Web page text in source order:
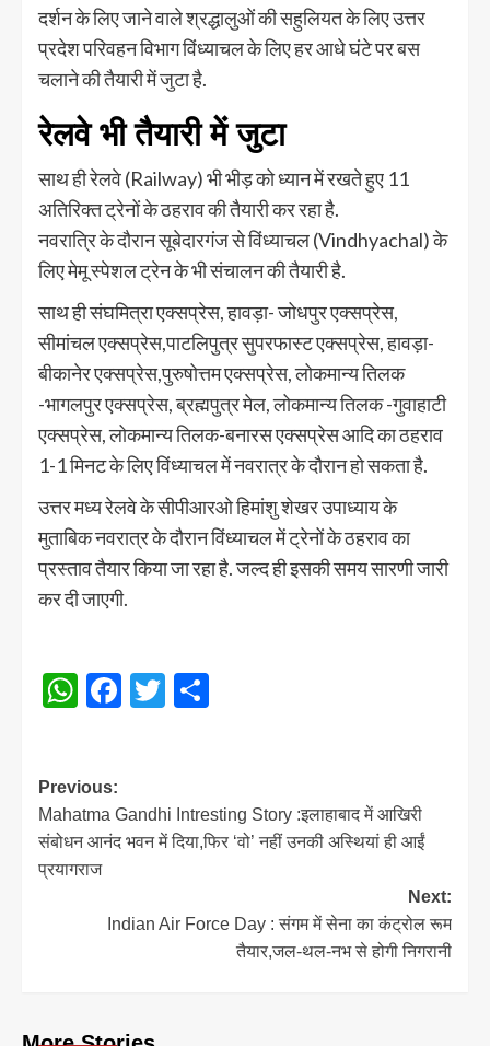
दर्शन के लिए जाने वाले श्रद्धालुओं की सहुलियत के लिए उत्तर
प्रदेश परिवहन विभाग विंध्याचल के लिए हर आधे घंटे पर बस
चलाने की तैयारी में जुटा है.
रेलवे भी तैयारी में जुटा
साथ ही रेलवे (Railway) भी भीड़ को ध्यान में रखते हुए 11
अतिरिक्त ट्रेनों के ठहराव की तैयारी कर रहा है.
नवरात्रि के दौरान सूबेदारगंज से विंध्याचल (Vindhyachal) के
लिए मेमू स्पेशल ट्रेन के भी संचालन की तैयारी है.
साथ ही संघमित्रा एक्सप्रेस, हावड़ा- जोधपुर एक्सप्रेस,
सीमांचल एक्सप्रेस,पाटलिपुत्र सुपरफास्ट एक्सप्रेस, हावड़ा-
बीकानेर एक्सप्रेस,पुरुषोत्तम एक्सप्रेस, लोकमान्य तिलक
-भागलपुर एक्सप्रेस, ब्रह्मपुत्र मेल, लोकमान्य तिलक -गुवाहाटी
एक्सप्रेस, लोकमान्य तिलक-बनारस एक्सप्रेस आदि का ठहराव
1-1 मिनट के लिए विंध्याचल में नवरात्र के दौरान हो सकता है.
उत्तर मध्य रेलवे के सीपीआरओ हिमांशु शेखर उपाध्याय के
मुताबिक नवरात्र के दौरान विंध्याचल में ट्रेनों के ठहराव का
प्रस्ताव तैयार किया जा रहा है. जल्द ही इसकी समय सारणी जारी
कर दी जाएगी.
WhatsApp
Facebook
Twitter
Post
navigation
Previous:
Mahatma Gandhi Intresting Story :इलाहाबाद में आखिरी
संबोधन आनंद भवन में दिया,फिर ‘वो’ नहीं उनकी अस्थियां ही आईं
प्रयागराज
Next:
Indian Air Force Day : संगम में सेना का कंट्रोल रूम
तैयार,जल-थल-नभ से होगी निगरानी